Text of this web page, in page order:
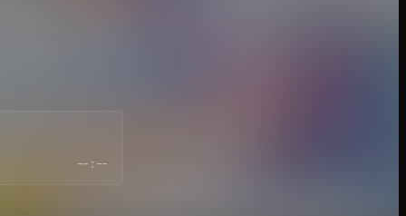
--:--